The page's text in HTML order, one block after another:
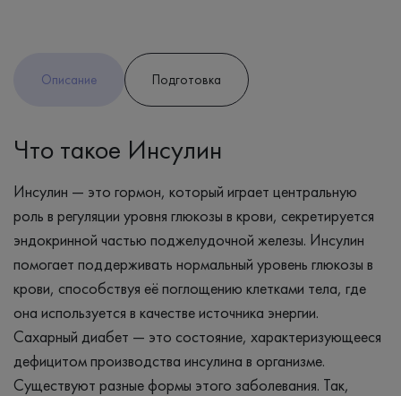
Описание Подготовка
Что такое Инсулин
Инсулин — это гормон, который играет центральную
роль в регуляции уровня глюкозы в крови, секретируется
эндокринной частью поджелудочной железы. Инсулин
помогает поддерживать нормальный уровень глюкозы в
крови, способствуя её поглощению клетками тела, где
она используется в качестве источника энергии.
Сахарный диабет — это состояние, характеризующееся
дефицитом производства инсулина в организме.
Существуют разные формы этого заболевания. Так,